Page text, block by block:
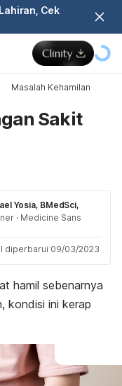
Cek
Masalah Kehamilan
Sakit
Yosia, BMedSci,
· Medicine Sans
diperbarui 09/03/2023
hamil sebenarnya
kondisi ini kerap